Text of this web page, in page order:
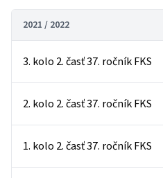
2021 / 2022
3. kolo 2. časť 37. ročník FKS
2. kolo 2. časť 37. ročník FKS
1. kolo 2. časť 37. ročník FKS